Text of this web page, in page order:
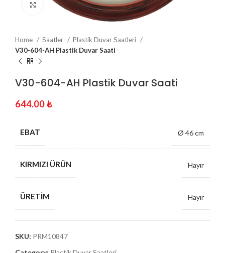
Click to enlarge
Home Saatler
Plastik Duvar Saatleri
V30-604-AH Plastik Duvar Saati
V30-604-AH Plastik Duvar Saati
644.00₺
EBAT Ø 46 cm
KIRMIZI ÜRÜN Hayır
ÜRETIM Hayır
SKU: PRM10847